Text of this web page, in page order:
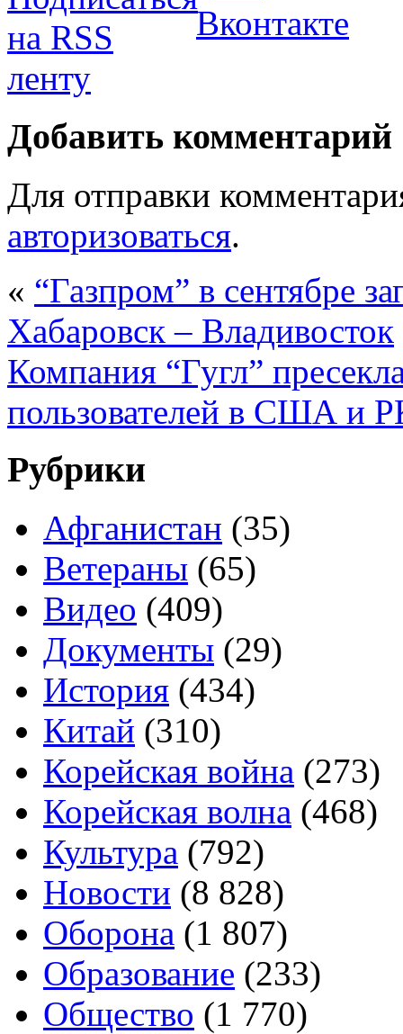
Добавить комментарий
Для отправки
авторизоваться.
« “Газпром” в сентябре
Хабаровск – Владивосток
Компания “Гугл”
пользователей в США и
Рубрики
Афганистан (35)
Ветераны (65)
Видео (409)
Документы (29)
История (434)
Китай (310)
Корейская война (273)
Корейская волна (468)
Культура (792)
Новости (8 828)
Оборона (1 807)
Образование (233)
Общество (1 770)